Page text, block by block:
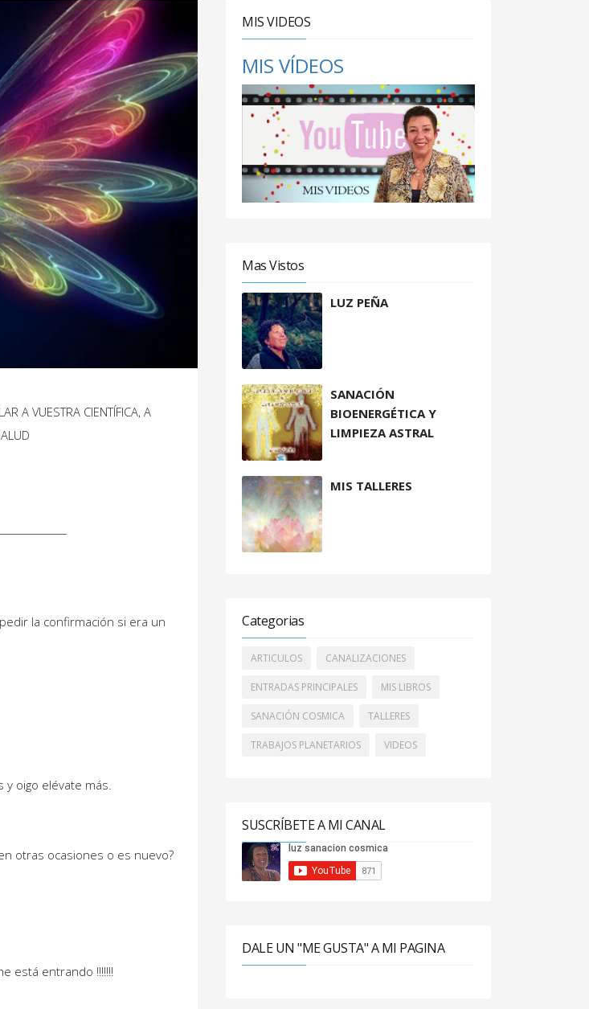
A VUESTRA CIENTÍFICA, A
la confirmación si era un
oigo elévate más.
en otras ocasiones o es nuevo?
está entrando !!!!!!!
MIS VIDEOS
MIS VÍDEOS
Mas Vistos
LUZ PEÑA
SANACIÓN
BIOENERGÉTICA Y
LIMPIEZA ASTRAL
MIS TALLERES
Categorias
ARTICULOS CANALIZACIONES
ENTRADAS PRINCIPALES MIS LIBROS
SANACIÓN COSMICA TALLERES
TRABAJOS PLANETARIOS VIDEOS
SUSCRÍBETE A MI CANAL
DALE UN "ME GUSTA" A MI PAGINA